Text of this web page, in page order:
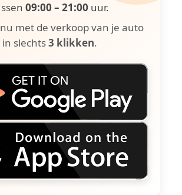
09:00 – 21:00 uur.
met de verkoop van je auto
in slechts3 klikken.